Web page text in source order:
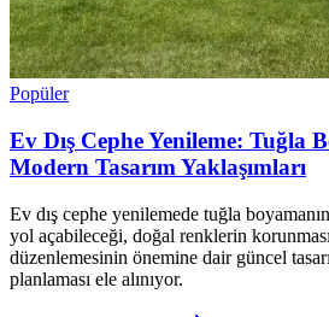
Popüler
Ev Dış Cephe Yenileme: Tuğla
Modern Tasarım Yaklaşımları
Ev dış cephe yenilemede tuğla
yol açabileceği, doğal renklerin
düzenlemesinin önemine dair güncel
planlaması ele alınıyor.